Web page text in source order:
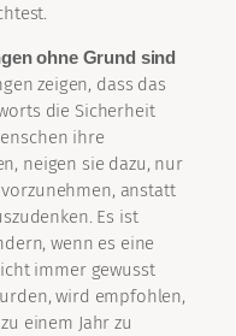
ohne Grund sind
zeigen, dass das
die Sicherheit
ihre
neigen sie dazu, nur
anstatt
Es ist
wenn es eine
immer gewusst
wird empfohlen,
einem Jahr zu